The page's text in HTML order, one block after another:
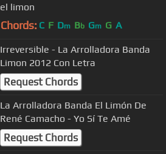
el limon
Chords: C F Dm Bb Gm G A
Irreversible - La Arrolladora Banda
Limon 2012 Con Letra
Request Chords
La Arrolladora Banda El Limón De
René Camacho - Yo Sí Te Amé
Request Chords